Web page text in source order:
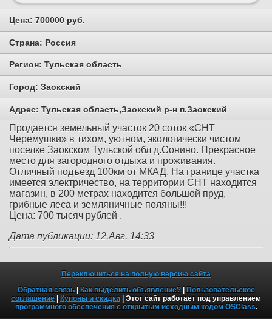
Цена: 700000 руб.
Страна: Россия
Регион: Тульская область
Город: Заокский
Адрес: Тульская область,Заокский р-н п.Заокский
Продается земельный участок 20 соток «СНТ
Черемушки» в тихом, уютном, экологически чистом
поселке Заокском Тульской обл д.Сонино. Прекрасное
место для загородного отдыха и проживания.
Отличный подъезд 100км от МКАД. На границе участка
имеется электричество, на территории СНТ находится
магазин, в 200 метрах находится большой пруд,
грибные леса и земляничные поляны!!!
Цена: 700 тысяч рублей .
Дата публикации: 12.Авг. 14:33
Переключиться на полную версию сайта
Обратная связь| Как выделить объявление?|
Пользовательское
соглашение
Купоны и скидки | Этот сайт работает под управлением
программного обеспечения с открытым исходным кодом OSClass.